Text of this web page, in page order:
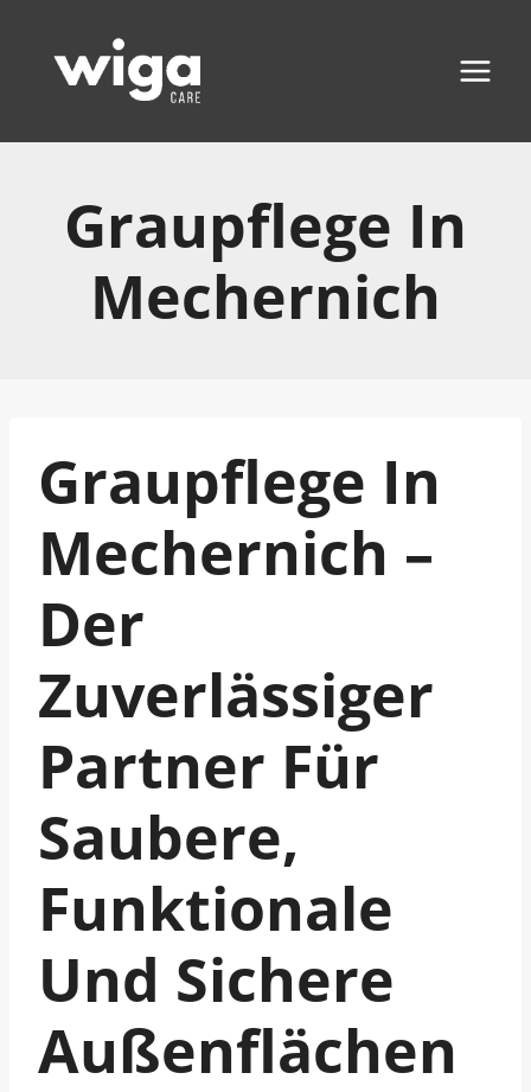
Inhalt
springen
Graupflege In
Mechernich
Graupflege In
Mechernich –
Der
Zuverlässiger
Partner Für
Saubere,
Funktionale
Und Sichere
Außenflächen